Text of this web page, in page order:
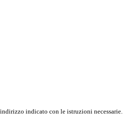
indicato con le istruzioni necessarie.